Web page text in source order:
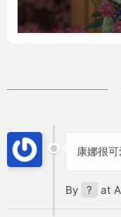
康娜很
By ? at